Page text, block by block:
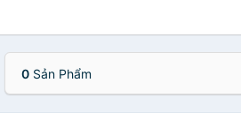
0 Sản Phẩm